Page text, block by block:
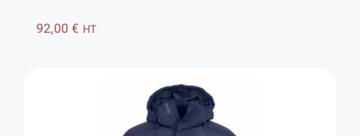
92,00€ HT